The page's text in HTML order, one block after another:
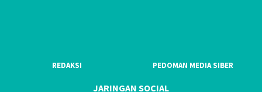
REDAKSI PEDOMAN MEDIA SIBER
JARINGAN SOCIAL